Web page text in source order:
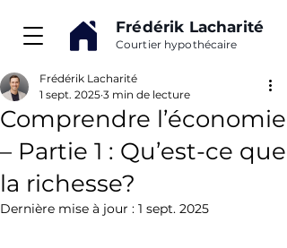
Frédérik Lacharité
Courtier hypothécaire
Comprendre l’économie
– Partie 1 : Qu’est-ce que
la richesse?
Frédérik Lacharité
1 sept. 2025 3 min de lecture
Dernière mise à jour : 1 sept. 2025